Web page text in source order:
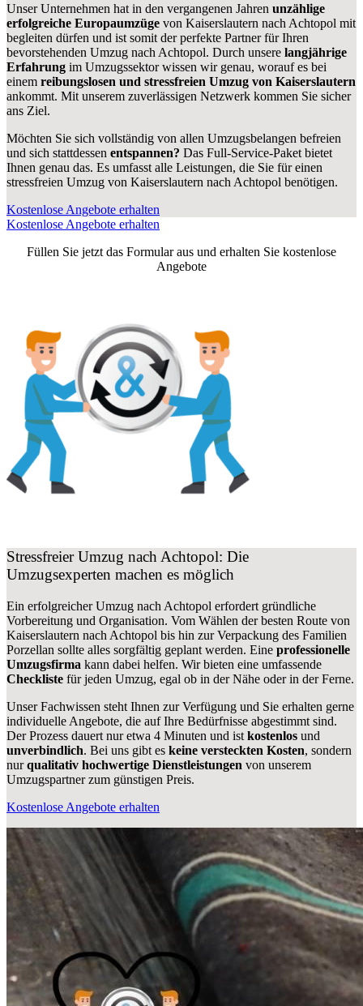
Unser Unternehmen hat in den vergangenen Jahren unzählige
erfolgreiche Europaumzüge von Kaiserslautern nach Achtopol mit
begleiten dürfen und ist somit der perfekte Partner für Ihren
bevorstehenden Umzug nach Achtopol. Durch unsere langjährige
Erfahrung im Umzugssektor wissen wir genau, worauf es bei
einem reibungslosen und stressfreien Umzug von Kaiserslautern
ankommt. Mit unserem zuverlässigen Netzwerk kommen Sie sicher
ans Ziel.
Möchten Sie sich vollständig von allen Umzugsbelangen befreien
und sich stattdessen entspannen? Das Full-Service-Paket bietet
Ihnen genau das. Es umfasst alle Leistungen, die Sie für einen
stressfreien Umzug von Kaiserslautern nach Achtopol benötigen.
Kostenlose Angebote erhalten
Kostenlose Angebote erhalten
Füllen Sie jetzt das Formular aus und erhalten Sie kostenlose
Angebote
Stressfreier Umzug nach Achtopol: Die
Umzugsexperten machen es möglich
Ein erfolgreicher Umzug nach Achtopol erfordert gründliche
Vorbereitung und Organisation. Vom Wählen der besten Route von
Kaiserslautern nach Achtopol bis hin zur Verpackung des Familien
Porzellan sollte alles sorgfältig geplant werden. Eine professionelle
Umzugsfirma kann dabei helfen. Wir bieten eine umfassende
Checkliste für jeden Umzug, egal ob in der Nähe oder in der Ferne.
Unser Fachwissen steht Ihnen zur Verfügung und Sie erhalten gerne
individuelle Angebote, die auf Ihre Bedürfnisse abgestimmt sind.
Der Prozess dauert nur etwa 4 Minuten und ist kostenlos und
unverbindlich. Bei uns gibt es keine versteckten Kosten, sondern
nurqualitativ hochwertige Dienstleistungen von unserem
Umzugspartner zum günstigen Preis.
Kostenlose Angebote erhalten